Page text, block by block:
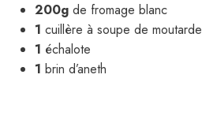
200g de fromage blanc
1 cuillère à soupe de moutarde
1 échalote
1 brin d’aneth